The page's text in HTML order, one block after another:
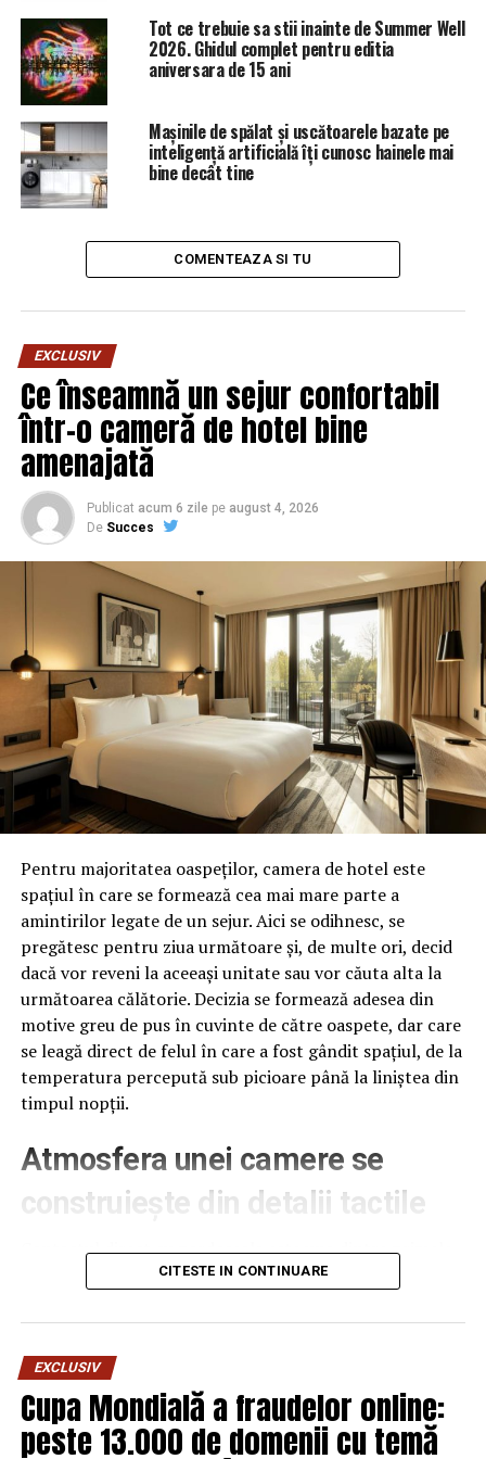
privată le accesează.
Platforma se bazează pe un software denumit X-Road.
Guvernul are de asemenea un plan pentru suportul
serviciilor digitale în caz de invazie sau atacuri
cibernetice severe.
Dacă sistemul Estoniei poate fi folosit în ţări mai mari
URMATORUL
Şeful ANAF ar putea fi schimbat. Ce a făcut ministrul
Teodorovici / Comisarul de Prahova – Comisarul de
Prahova
NU RATATI
Alertă! Rusia riscă excluderea din toate competițiile
sportive. Ratează și următoarea Olimpiadă? Când se va
lua decizia | Capitala24
Tot ce trebuie sa stii inainte de Summer Well
2026. Ghidul complet pentru editia
aniversara de 15 ani
Mașinile de spălat și uscătoarele bazate pe
inteligență artificială îți cunosc hainele mai
bine decât tine
COMENTEAZA SI TU
EXCLUSIV
Ce înseamnă un sejur confortabil
într-o cameră de hotel bine
amenajată
Publicat acum 6 zile pe august 4, 2026
De Succes
Pentru majoritatea oaspeților, camera de hotel este
spațiul în care se formează cea mai mare parte a
amintirilor legate de un sejur. Aici se odihnesc, se
pregătesc pentru ziua următoare și, de multe ori, decid
dacă vor reveni la aceeași unitate sau vor căuta alta la
următoarea călătorie. Decizia se formează adesea din
motive greu de pus în cuvinte de către oaspete, dar care
se leagă direct de felul în care a fost gândit spațiul, de la
temperatura percepută sub picioare până la liniștea din
timpul nopții.
Atmosfera unei camere se
construiește din detalii tactile
Contactul direct cu pardoseala este una dintre primele
senzații fizice pe care le are un oaspete atunci când
pe drum, seara târziu. Textura și moliciunea potrivite,
oferite democheta hotel
care este percepută o cameră, chiar dacă restul
mobilierului rămâne identic de la o unitate la alta din
același lanț hotelier internațional.
CITESTE IN CONTINUARE
EXCLUSIV
Cupa Mondială a fraudelor online:
peste 13.000 de domenii cu temă